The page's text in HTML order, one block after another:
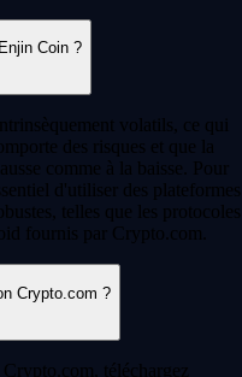
Coin ?
volatils, ce qui
des risques et que la
comme à la baisse. Pour
d'utiliser des plateformes
telles que les protocoles
fournis par Crypto.com.
Crypto.com ?
téléchargez